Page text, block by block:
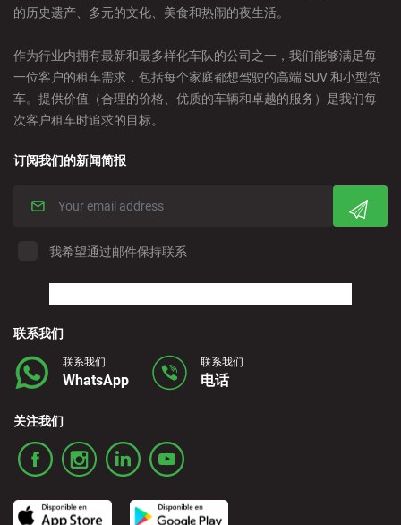
Ciudad Real - Downtown
Estepona - City
Fuerteventura - Airport
Granada - Downtown
的历史遗产、多元的文化、美食和热闹的夜生活。
作为行业内拥有最新和最多样化车队的公司之一，我们能够满足每
一位客户的租车需求，包括每个家庭都想驾驶的高端 SUV 和小型货
车。提供价值（合理的价格、优质的车辆和卓越的服务）是我们每
次客户租车时追求的目标。
订阅我们的新闻简报
我希望通过邮件保持联系
联系我们
联系我们
WhatsApp
联系我们
电话
关注我们